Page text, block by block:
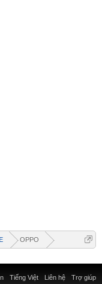
OPPO
Liên hệ Trợ giúp
Tiếng Việt